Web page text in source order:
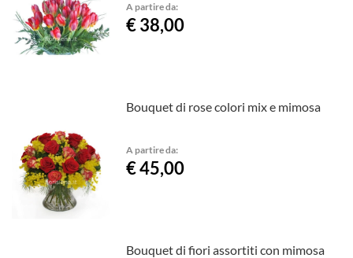
A partire da:
€ 38,00
Bouquet di rose colori mix e mimosa
A partire da:
€ 45,00
Bouquet di fiori assortiti con mimosa